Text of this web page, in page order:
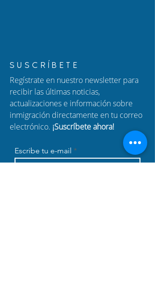
Cómo proteger a tu
familia: una guía para
padres de niños
ciudadanos
estadounidenses
SUSCRÍBETE
Regístrate en nuestro newsletter para
recibir las últimas noticias,
actualizaciones e información sobre
inmigración directamente en tu correo
electrónico. ¡Suscríbete ahora!
Escribe tu e-mail